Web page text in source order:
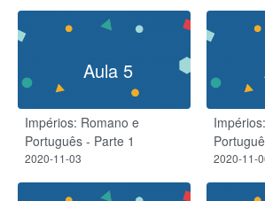
Aula 5
Impérios: Romano e
Português - Parte 1
2020-11-03 2020-11-